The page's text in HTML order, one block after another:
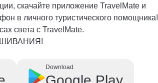
скачайте приложение TravelMate и
в личного туристического помощника!
света с TravelMate.
Download